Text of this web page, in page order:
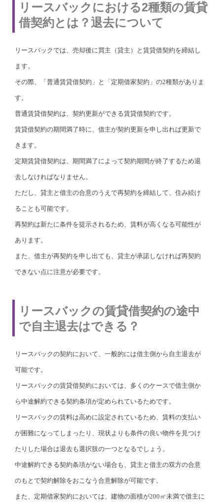
リースバックにおける2種類の賃貸
借契約とは？退去について
リースバックでは、売却後に買主（貸主）と賃貸借契約を締結し
ます。
その際、「普通賃貸借契約」と「定期借家契約」の2種類がありま
す。
普通賃貸借契約は、契約更新ができる賃貸借契約です。
賃貸借契約の期間満了時に、借主が契約更新を申し出れば更新で
きます。
定期賃貸借契約は、期間満了によって契約期間が終了するため退
去しなければなりません。
ただし、貸主と借主の合意のうえで再契約を締結して、住み続け
ることも可能です。
再契約は新たに条件を提示されるため、賃料が高くなる可能性が
あります。
また、借主が再契約を申し出ても、貸主が承諾しなければ再契約
できない点に注意が必要です。
リースバックの賃貸借契約の途中
で自主退去はできる？
リースバックの契約において、一般的には借主側から自主退去が
可能です。
リースバックの賃貸借契約においては、多くのケースで借主側か
ら中途解約できる契約条項が定められているためです。
リースバックの賃料は高めに設定されているため、賃料の支払い
が困難になってしまったり、現状よりも条件の良い物件を見つけ
たりした場合は退去も選択肢の一つとなるでしょう。
中途解約できる契約条項がない場合も、貸主と借主の双方の合意
のもとで契約解除をおこなう合意解除が可能です。
また、定期借家契約においては、建物の面積が200㎡未満で借主に